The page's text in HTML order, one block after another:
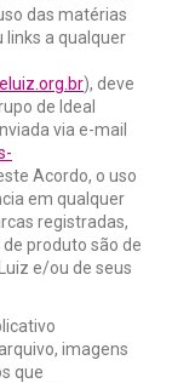
das matérias
links a qualquer
), deve
de Ideal
via e-mail
Acordo, o uso
em qualquer
registradas,
produto são de
e/ou de seus
imagens
que